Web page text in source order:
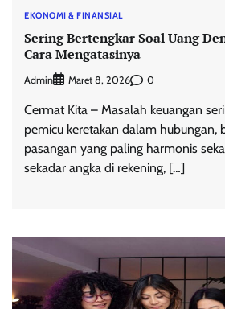
EKONOMI & FINANSIAL
Sering Bertengkar Soal Uang
Cara Mengatasinya
Admin Maret 8, 2026 0
Cermat Kita – Masalah keuangan
pemicu keretakan dalam hubungan,
pasangan yang paling harmonis
sekadar angka di rekening, […]